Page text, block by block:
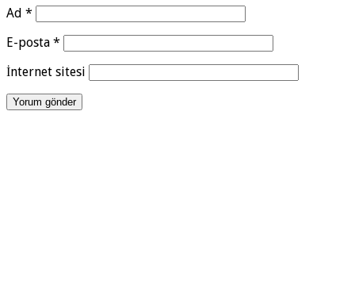
Ad *
E-posta *
İnternet sitesi